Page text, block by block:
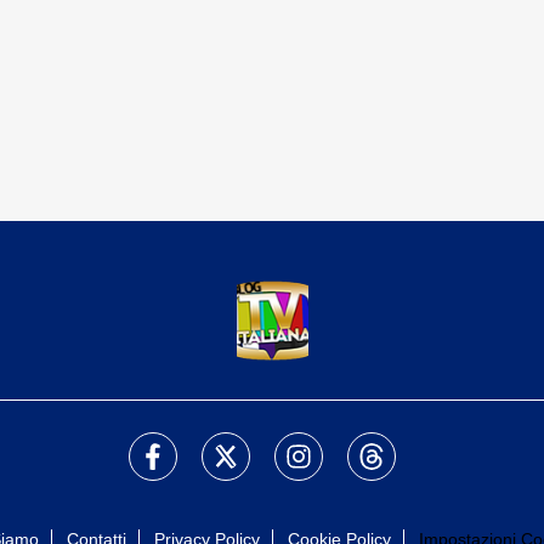
Contatti Privacy Policy Cookie Policy Impostazioni